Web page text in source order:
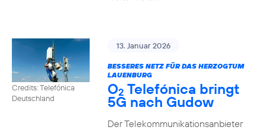
Credits: Telefónica
Deutschland
13. Januar 2026
BESSERES NETZ FÜR DAS HERZOGTUM
LAUENBURG
O2 Telefónica bringt
5G nach Gudow
Der Telekommunikationsanbieter